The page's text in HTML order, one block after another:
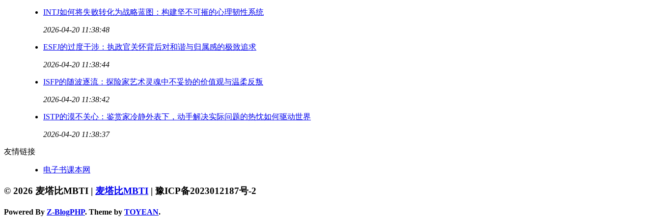
INTJ如何将失败转化为战略蓝图：构建坚不可摧的心理韧性系统
2026-04-20 11:38:48
ESFJ的过度干涉：执政官关怀背后对和谐与归属感的极致追求
2026-04-20 11:38:44
ISFP的随波逐流：探险家艺术灵魂中不妥协的价值观与温柔反叛
2026-04-20 11:38:42
ISTP的漠不关心：鉴赏家冷静外表下，动手解决实际问题的热忱如何驱动世界
2026-04-20 11:38:37
友情链接
电子书课本网
© 2026 麦塔比MBTI | 麦塔比MBTI | 豫ICP备2023012187号-2
Powered By Z-BlogPHP. Theme by TOYEAN.